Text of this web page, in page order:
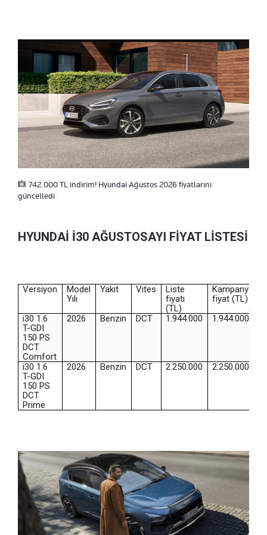
742.000 TL indirim! Hyundai Ağustos 2026 fiyatlarını
güncelledi
HYUNDAİ İ30 AĞUSTOSAYI FİYAT LİSTESİ
Versiyon
Model
Yılı
Yakıt Vites
Liste
fiyatı
(TL)
Kampanyalı
fiyat (TL)
i30 1.6
T-GDI
150 PS
DCT
Comfort
2026 Benzin DCT 1.944.000 1.944.000
i30 1.6
T-GDI
150 PS
DCT
Prime
2026 Benzin DCT 2.250.000 2.250.000